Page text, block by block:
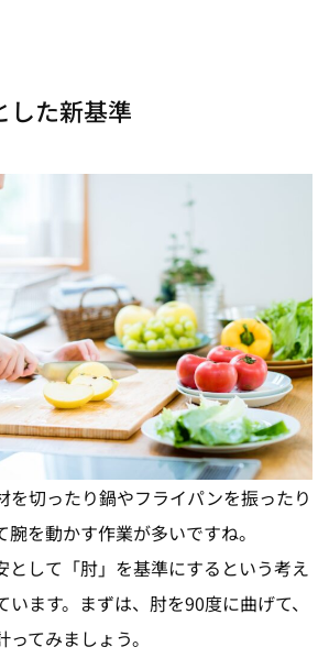
た新基準
を切ったり鍋やフライパンを振ったり
腕を動かす作業が多いですね。
として「肘」を基準にするという考え
ます。まずは、肘を90度に曲げて、
てみましょう。